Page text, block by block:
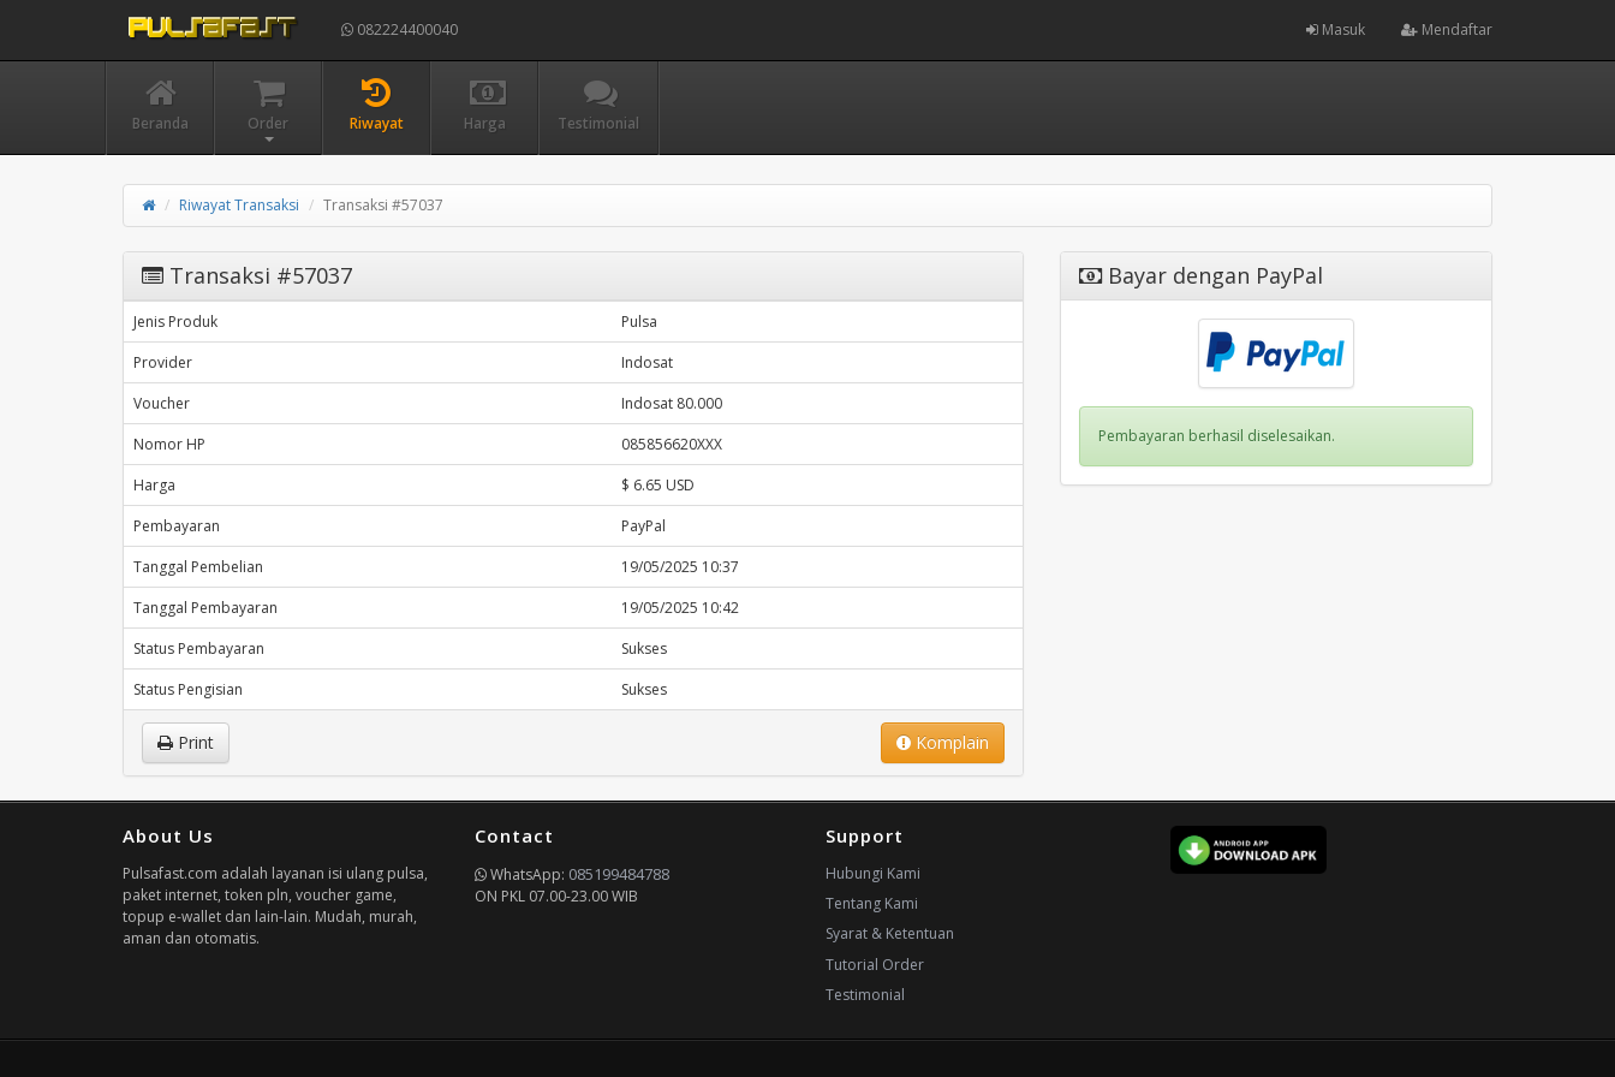
082224400040 Masuk Mendaftar
Beranda Order Riwayat Harga Testimonial
Riwayat Transaksi Transaksi #57037
Transaksi #57037
Jenis Produk
Pulsa
Provider
Indosat
Voucher
Indosat 80.000
Nomor HP
085856620XXX
Harga
$ 6.65 USD
Pembayaran
PayPal
Tanggal Pembelian
19/05/2025 10:37
Tanggal Pembayaran
19/05/2025 10:42
Status Pembayaran
Sukses
Status Pengisian
Sukses
Komplain
Print
Bayar dengan PayPal
Pembayaran berhasil diselesaikan.
About Us
Pulsafast.com adalah layanan isi ulang pulsa,
paket internet, token pln, voucher game,
topup e-wallet dan lain-lain. Mudah, murah,
aman dan otomatis.
Contact
WhatsApp: 085199484788
ON PKL 07.00-23.00 WIB
Support
Hubungi Kami
Tentang Kami
Syarat & Ketentuan
Tutorial Order
Testimonial